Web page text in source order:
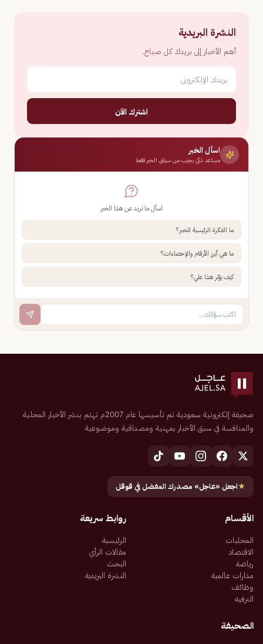
النشرة البريدية
أهم الأخبار إلى بريدك كل صباح.
اشترك الآن
اسأل الخبر
مساعد ذكي يجيب من سياق الخبر فقط
اسأل ما تريد عن هذا الخبر
ما الفكرة الرئيسية للخبر؟
ما هي أبرز الأرقام والإحصاءات؟
كيف يؤثر هذا علي؟
صحيفة إلكترونية سعودية تم تأسيسها عام 2007م تهتم بنشر الأخبار المحلية
والمنافسة في سبق الأخبار بمهنية ومصداقية وموضوعية
★اجعل «عاجل» مصدرك المفضل في قوقل
الأقسام
المحليات
الاقتصاد
رياضة
مدارات عالمية
وظائف
الترفيه
روابط سريعة
الرئيسية
مقالات الرأي
البحث
النشرة البريدية
الصحيفة